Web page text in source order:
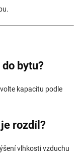
bytu?
kapacitu podle
rozdíl?
vlhkosti vzduchu